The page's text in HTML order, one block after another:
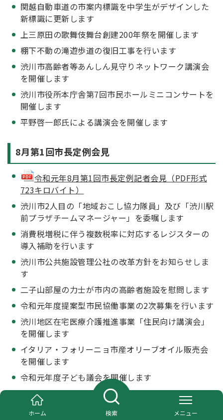
関越自動車道の市案内標識を中学生がデザインした
新標識に更新します
上三原田の歌舞伎舞台創建200年祭を開催します
棚下不動の滝遊歩道の復旧工事を行います
渋川市高齢者等あんしん見守りネットワーク講演会
を開催します
渋川市役所本庁舎第7回市民ホールミニコンサートを
開催します
平野啓一郎氏による講演会を開催します
8月第1回市長定例会見
令和元年8月第1回市長定例記者会見（PDF形式
723キロバイト）
渋川市2人目の「地域おこし協力隊員」及び「渋川駅
前プラザチームマネージャー」を委嘱します
消費税増税に伴う複数税率に対応するレジスターの
導入補助を行います
渋川市公共施設管理公社の改革方針をお知らせしま
す
二子山部屋の力士が市内の高齢者施設を慰問します
令和元年度提案型市民協働事業の2次募集を行います
渋川地区在宅医療介護推進事業「住民向け講演会」
を開催します
イタリア・フォリーニョ市産オリーブオイル販売会
を開催します
令和元年度子ども議会を開催します
7月第5回市長定例会見
ホーム 検索 メニュー